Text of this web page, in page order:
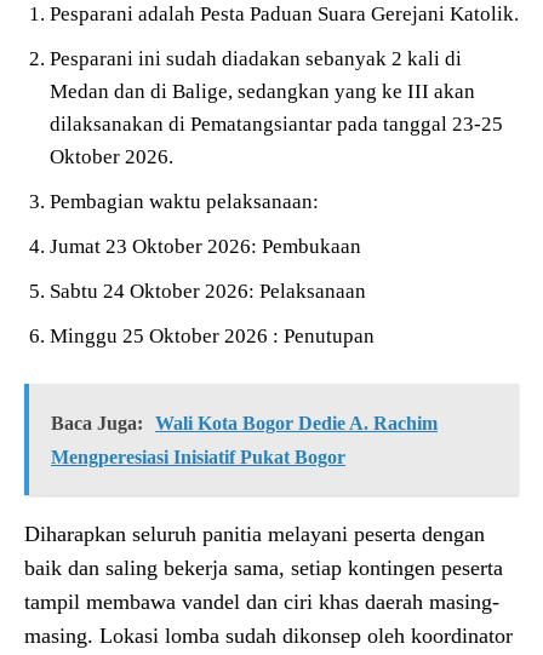
Pesparani adalah Pesta Paduan Suara Gerejani Katolik.
Pesparani ini sudah diadakan sebanyak 2 kali di
Medan dan di Balige, sedangkan yang ke III akan
dilaksanakan di Pematangsiantar pada tanggal 23-25
Oktober 2026.
Pembagian waktu pelaksanaan:
Jumat 23 Oktober 2026: Pembukaan
Sabtu 24 Oktober 2026: Pelaksanaan
Minggu 25 Oktober 2026 : Penutupan
Baca Juga:
Wali Kota Bogor Dedie A. Rachim
Mengperesiasi Inisiatif Pukat Bogor
Diharapkan seluruh panitia melayani peserta dengan
baik dan saling bekerja sama, setiap kontingen peserta
tampil membawa vandel dan ciri khas daerah masing-
masing. Lokasi lomba sudah dikonsep oleh koordinator